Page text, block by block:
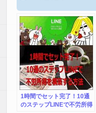
1時間でセット完了！10通
のステップLINEで不労所得